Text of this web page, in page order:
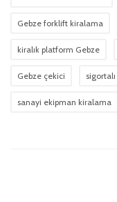
Gebze forklift kiralama
kiralık platform Gebze
Gebze çekici
sanayi ekipman kiralama